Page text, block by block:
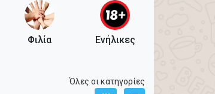
Φιλία Ενήλικες
Όλες οι κατηγορίες